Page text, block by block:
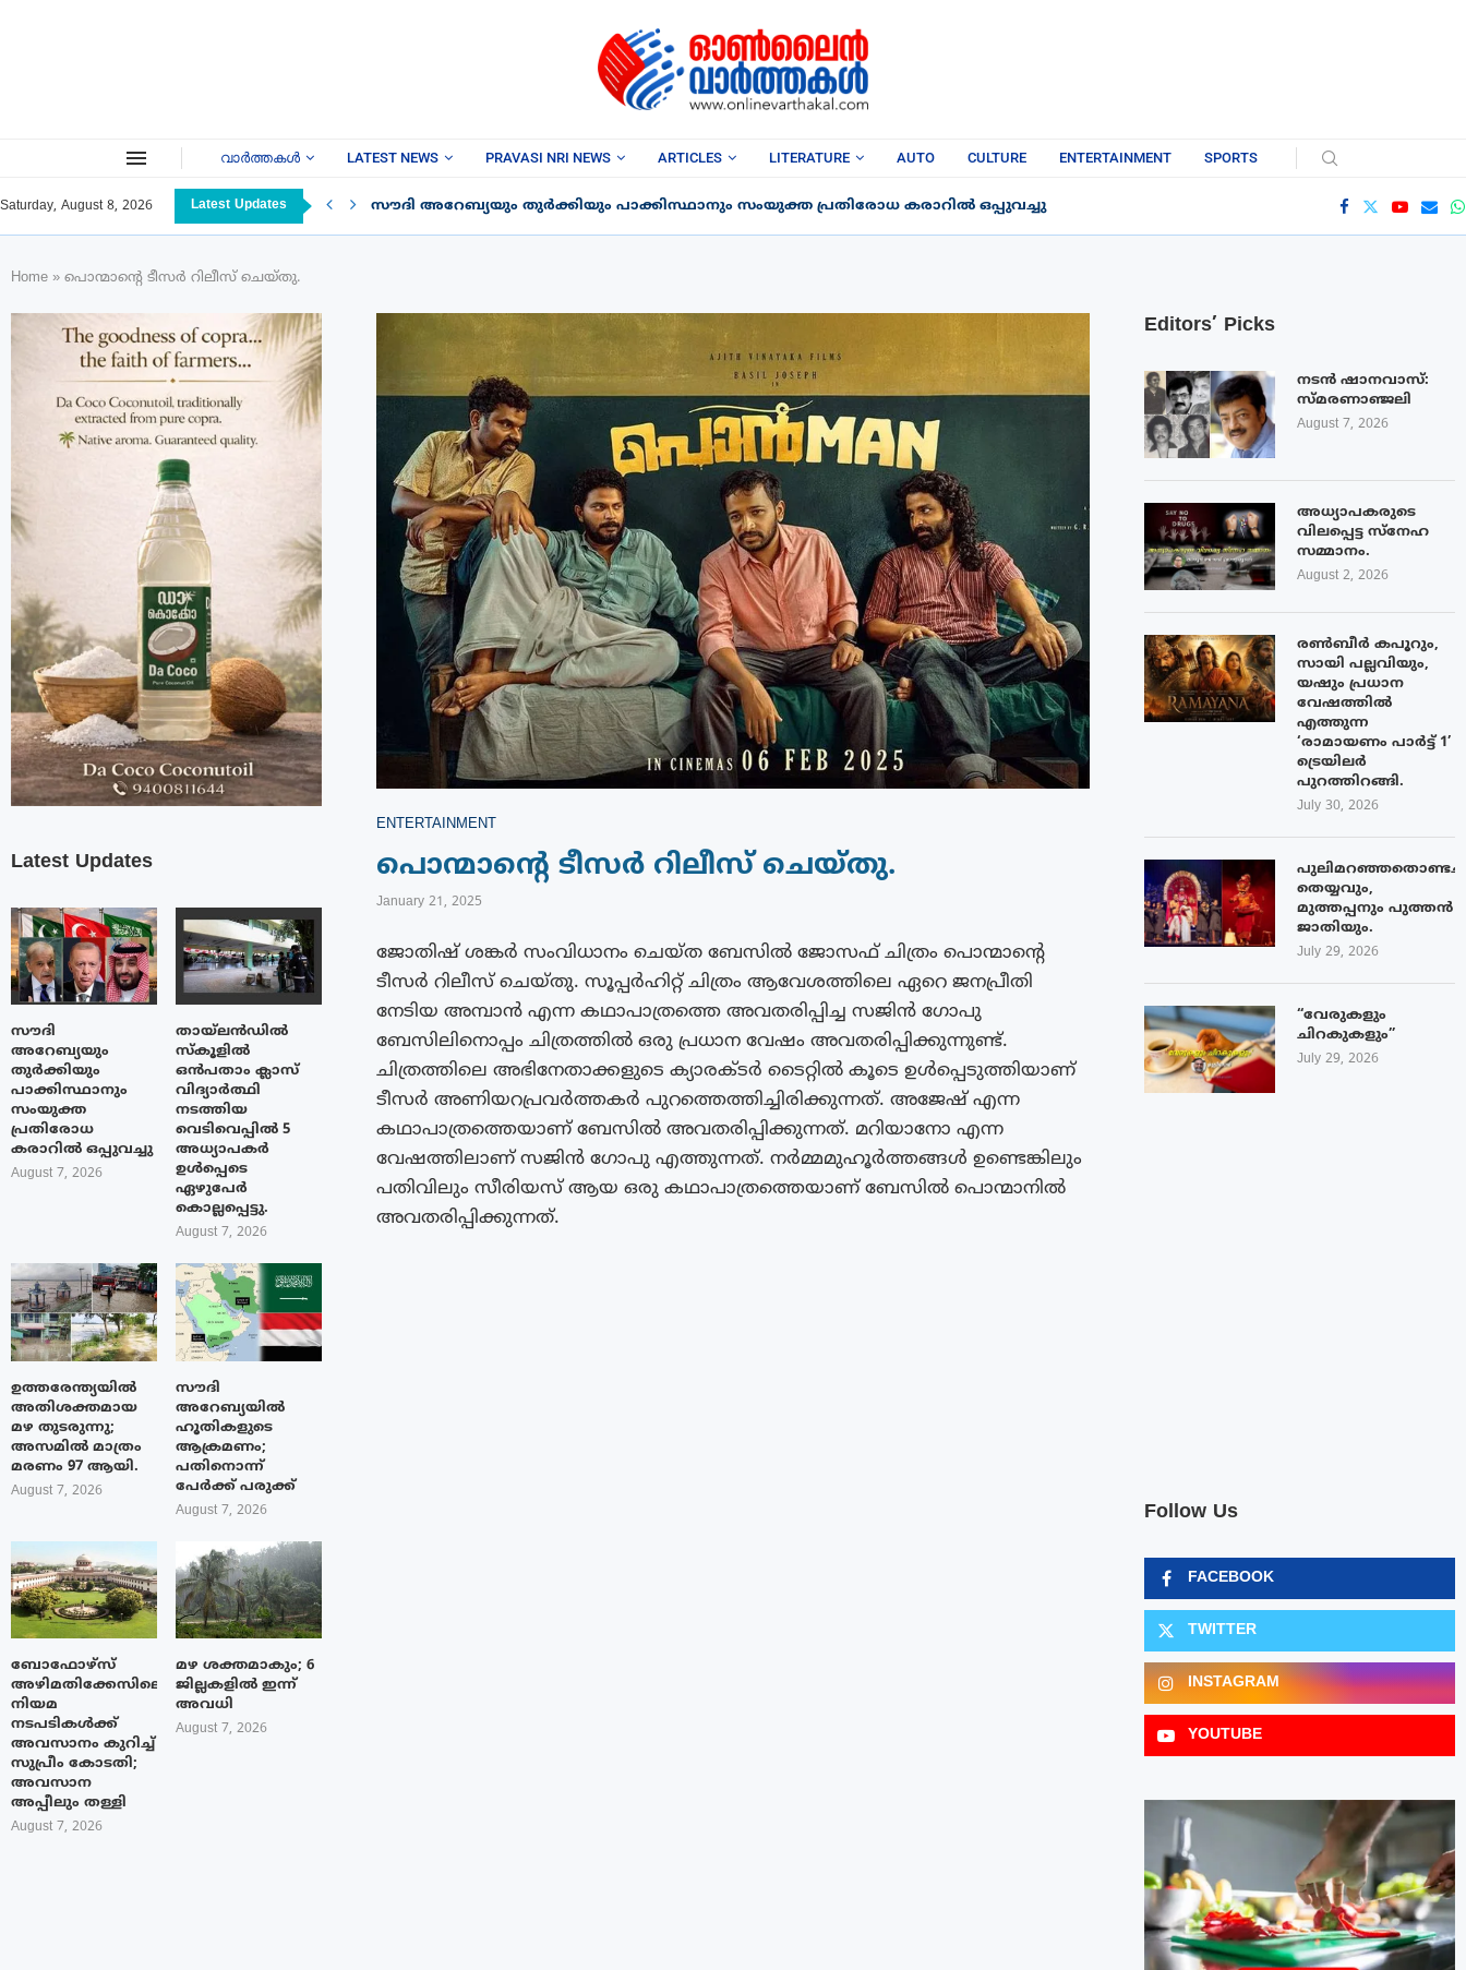
വാർത്തകൾ LATEST NEWS PRAVASI NRI NEWS ARTICLES LITERATURE AUTO CULTURE ENTERTAINMENT SPORTS
Saturday, August 8, 2026 Latest Updates സൗദി അറേബ്യയും തുർക്കിയും പാക്കിസ്ഥാനും സംയുക്ത പ്രതിരോധ കരാറിൽ ഒപ്പുവച്ചു
Home » പൊന്മാന്റെ ടീസർ റിലീസ് ചെയ്തു.
ENTERTAINMENT
പൊന്മാന്റെ ടീസർ റിലീസ് ചെയ്തു.
January 21, 2025
ജോതിഷ് ശങ്കർ സംവിധാനം ചെയ്ത ബേസിൽ ജോസഫ് ചിത്രം പൊന്മാന്റെ
ടീസർ റിലീസ് ചെയ്തു. സൂപ്പർഹിറ്റ് ചിത്രം ആവേശത്തിലെ ഏറെ ജനപ്രീതി
നേടിയ അമ്പാൻ എന്ന കഥാപാത്രത്തെ അവതരിപ്പിച്ച സജിൻ ഗോപു
ബേസിലിനൊപ്പം ചിത്രത്തിൽ ഒരു പ്രധാന വേഷം അവതരിപ്പിക്കുന്നുണ്ട്.
ചിത്രത്തിലെ അഭിനേതാക്കളുടെ ക്യാരക്ടർ ടൈറ്റിൽ കൂടെ ഉൾപ്പെടുത്തിയാണ്
ടീസർ അണിയറപ്രവർത്തകർ പുറത്തെത്തിച്ചിരിക്കുന്നത്. അജേഷ് എന്ന
കഥാപാത്രത്തെയാണ് ബേസിൽ അവതരിപ്പിക്കുന്നത്. മറിയാനോ എന്ന
വേഷത്തിലാണ് സജിൻ ഗോപു എത്തുന്നത്. നർമ്മമുഹൂർത്തങ്ങൾ ഉണ്ടെങ്കിലും
പതിവിലും സീരിയസ് ആയ ഒരു കഥാപാത്രത്തെയാണ് ബേസിൽ പൊന്മാനിൽ
അവതരിപ്പിക്കുന്നത്.
Editors’ Picks
നടൻ ഷാനവാസ്:
സ്മരണാഞ്ജലി
August 7, 2026
അധ്യാപകരുടെ
വിലപ്പെട്ട സ്നേഹ
സമ്മാനം.
August 2, 2026
രൺബീർ കപൂറും,
സായി പല്ലവിയും,
യഷും പ്രധാന
വേഷത്തിൽ
എത്തുന്ന
‘രാമായണം പാർട്ട് 1’
ട്രെയിലർ
പുറത്തിറങ്ങി.
July 30, 2026
തെയ്യവും,
മുത്തപ്പനും പുത്തൻ
ജാതിയും.
July 29, 2026
“വേരുകളും
ചിറകുകളും”
July 29, 2026
Follow Us
FACEBOOK
TWITTER
INSTAGRAM
YOUTUBE
Latest Updates
സൗദി
അറേബ്യയും
തുർക്കിയും
പാക്കിസ്ഥാനും
സംയുക്ത
പ്രതിരോധ
കരാറിൽ ഒപ്പുവച്ചു
August 7, 2026
തായ്‌ലൻഡിൽ
സ്കൂളിൽ
ഒൻപതാം ക്ലാസ്
വിദ്യാർത്ഥി
നടത്തിയ
വെടിവെപ്പിൽ 5
അധ്യാപകർ
ഉൾപ്പെടെ
ഏഴുപേർ
കൊല്ലപ്പെട്ടു.
August 7, 2026
ഉത്തരേന്ത്യയിൽ
അതിശക്തമായ
മഴ തുടരുന്നു;
അസമിൽ മാത്രം
മരണം 97 ആയി.
August 7, 2026
സൗദി
അറേബ്യയിൽ
ഹൂതികളുടെ
ആക്രമണം;
പതിനൊന്ന്
പേർക്ക് പരുക്ക്
August 7, 2026
ബോഫോഴ്‌സ്
അഴിമതിക്കേസിലെ
നിയമ
നടപടികൾക്ക്
അവസാനം കുറിച്ച്
സുപ്രീം കോടതി;
അവസാന
അപ്പീലും തള്ളി
August 7, 2026
മഴ ശക്തമാകും; 6
ജില്ലകളിൽ ഇന്ന്
അവധി
August 7, 2026